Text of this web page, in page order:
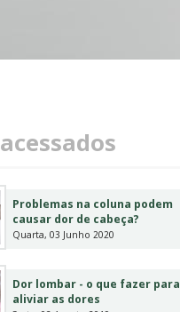
acessados
Problemas na coluna podem
causar dor de cabeça?
Quarta, 03 Junho 2020
Dor lombar - o que fazer para
aliviar as dores